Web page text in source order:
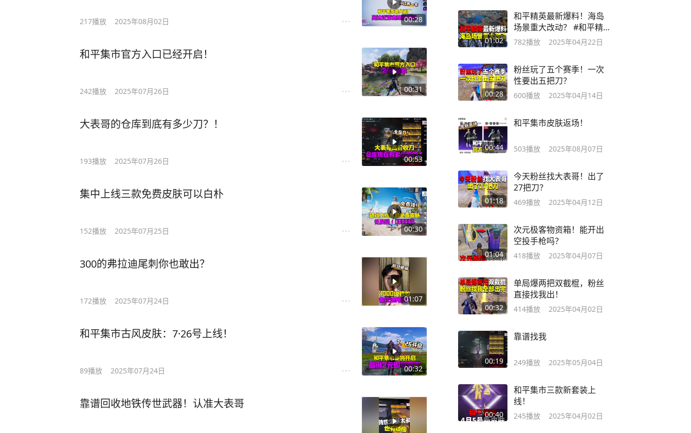
00:28
217播放 2025年08月02日
00:31
和平集市官方入口已经开启！
242播放 2025年07月26日
00:53
大表哥的仓库到底有多少刀？！
193播放 2025年07月26日
00:30
集中上线三款免费皮肤可以白朴
152播放 2025年07月25日
01:07
300的弗拉迪尾刺你也敢出？
172播放 2025年07月24日
00:32
和平集市古风皮肤：7·26号上线！
89播放 2025年07月24日
靠谱回收地铁传世武器！认准大表哥
01:02
和平精英最新爆料！海岛
场景重大改动？ #和平精英
破刃行动
782播放 2025年04月22日
00:28
粉丝玩了五个赛季！一次
性要出五把刀？
600播放 2025年04月14日
00:44
和平集市皮肤返场！
503播放 2025年08月07日
01:18
今天粉丝找大表哥！出了
27把刀？
469播放 2025年04月12日
01:04
次元极客物资箱！能开出
空投手枪吗？
418播放 2025年04月07日
00:32
单局爆两把双截棍，粉丝
直接找我出！
414播放 2025年04月02日
00:19
靠谱找我
249播放 2025年05月04日
00:40
和平集市三款新套装上
线！
245播放 2025年04月02日